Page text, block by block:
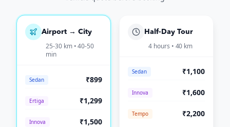
Airport → City
25-30 km • 40-50
min
Sedan ₹899
Ertiga ₹1,299
Innova ₹1,500
Half-Day Tour
4 hours • 40 km
Sedan ₹1,100
Innova ₹1,600
Tempo ₹2,200